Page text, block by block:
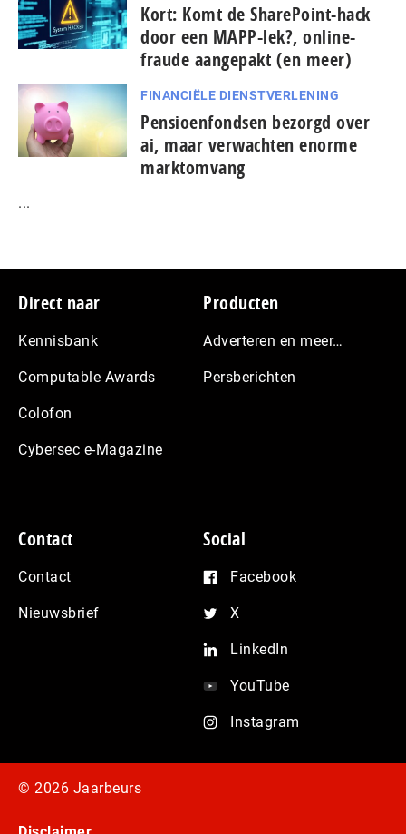
Kort: Komt de SharePoint-hack
door een MAPP-lek?, online-
fraude aangepakt (en meer)
FINANCIËLE DIENSTVERLENING
Pensioenfondsen bezorgd over
ai, maar verwachten enorme
marktomvang
...
Footer
Direct naar
Kennisbank
Computable Awards
Colofon
Cybersec e-Magazine
Producten
Adverteren en meer…
Persberichten
Contact
Contact
Nieuwsbrief
Social
Facebook
X
LinkedIn
YouTube
Instagram
© 2026 Jaarbeurs